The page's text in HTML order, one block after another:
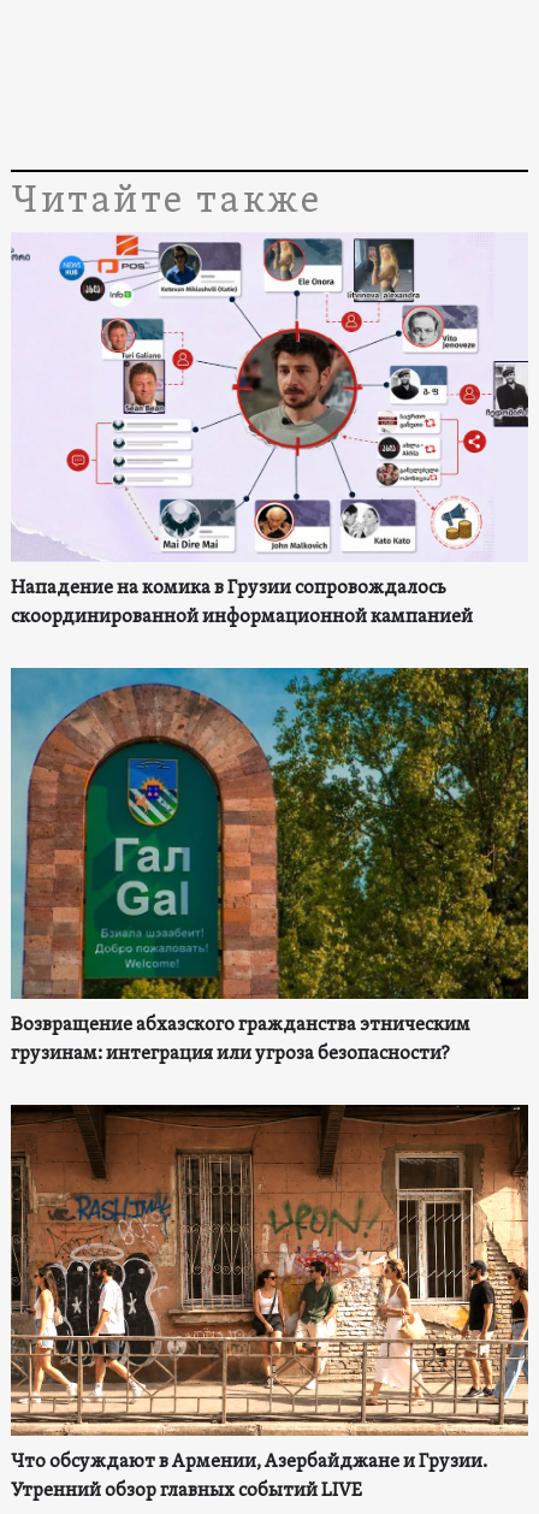
Читайте также
Нападение на комика в Грузии сопровождалось
скоординированной информационной кампанией
Возвращение абхазского гражданства этническим
грузинам: интеграция или угроза безопасности?
Что обсуждают в Армении, Азербайджане и Грузии.
Утренний обзор главных событий LIVE